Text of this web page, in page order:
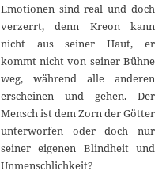
Emotionen sind real und doch
verzerrt, denn Kreon kann
nicht aus seiner Haut, er
kommt nicht von seiner Bühne
weg, während alle anderen
erscheinen und gehen. Der
Mensch ist dem Zorn der Götter
unterworfen oder doch nur
seiner eigenen Blindheit und
Unmenschlichkeit?